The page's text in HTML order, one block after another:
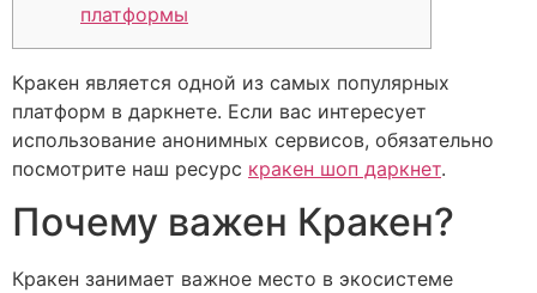
платформы
Кракен является одной из самых популярных
платформ в даркнете. Если вас интересует
использование анонимных сервисов, обязательно
посмотрите наш ресурс кракен шоп даркнет.
Почему важен Кракен?
Кракен занимает важное место в экосистеме